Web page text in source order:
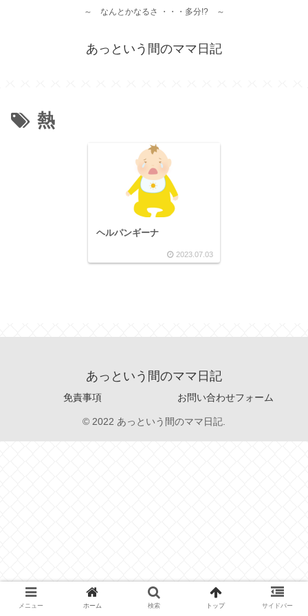
～ なんとかなるさ ・・・多分!? ～
あっという間のママ日記
熱
ヘルパンギーナ
2023.07.03
あっという間のママ日記
免責事項 お問い合わせフォーム
© 2022 あっという間のママ日記.
メニュー ホーム 検索 トップ サイドバー